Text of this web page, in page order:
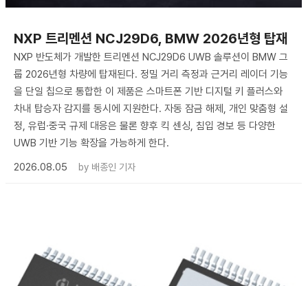
NXP 트리멘션 NCJ29D6, BMW 2026년형 탑재
NXP 반도체가 개발한 트리멘션 NCJ29D6 UWB 솔루션이 BMW 그
룹 2026년형 차량에 탑재된다. 정밀 거리 측정과 근거리 레이더 기능
을 단일 칩으로 통합한 이 제품은 스마트폰 기반 디지털 키 플러스와
차내 탑승자 감지를 동시에 지원한다. 자동 잠금 해제, 개인 맞춤형 설
정, 유럽·중국 규제 대응은 물론 향후 킥 센싱, 침입 경보 등 다양한
UWB 기반 기능 확장을 가능하게 한다.
2026.08.05
by 배종인 기자